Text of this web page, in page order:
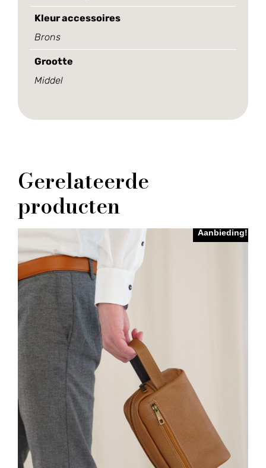
Kleur accessoires
Brons
Grootte
Middel
Gerelateerde
producten
Aanbieding!